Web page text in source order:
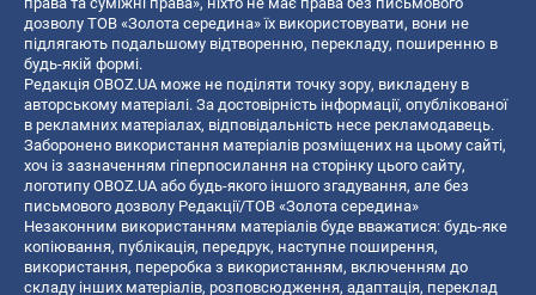
дозволу ТОВ «Золота середина» їх використовувати, вони не
підлягають подальшому відтворенню, перекладу, поширенню в
будь-якій формі.
Редакція OBOZ.UA може не поділяти точку зору, викладену в
авторському матеріалі. За достовірність інформації, опублікованої
в рекламних матеріалах, відповідальність несе рекламодавець.
Заборонено використання матеріалів розміщених на цьому сайті,
хоч із зазначенням гіперпосилання на сторінку цього сайту,
логотипу OBOZ.UA або будь-якого іншого згадування, але без
письмового дозволу Редакції/ТОВ «Золота середина»
Незаконним використанням матеріалів буде вважатися: будь-яке
копiювання, публiкацiя, передрук, наступне поширення,
використання, переробка з використанням, включенням до
складу інших матеріалів, розповсюдження, адаптація, переклад